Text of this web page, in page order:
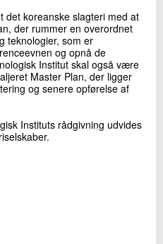
det koreanske slagteri med at
der rummer en overordnet
teknologier, som er
og opnå de
Institut skal også være
Master Plan, der ligger
og senere opførelse af
Instituts rådgivning udvides